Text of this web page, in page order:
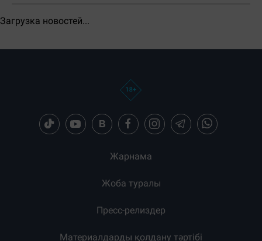
ЕҢ КӨП ОҚЫЛҒАН